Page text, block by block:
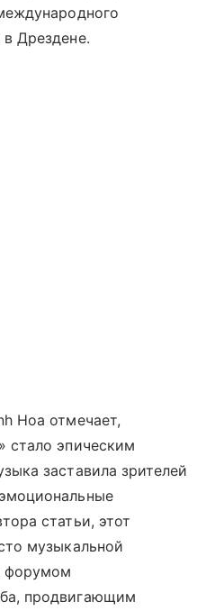
Дрездене.
Hoa отмечает,
стало эпическим
заставила зрителей
статьи, этот
музыкальной
форумом
продвигающим